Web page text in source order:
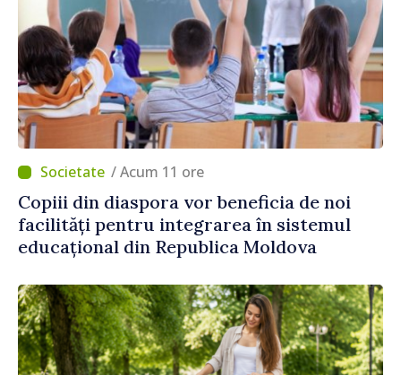
/ Acum 11 ore
Copiii din diaspora vor beneficia de noi
facilități pentru integrarea în sistemul
educațional din Republica Moldova